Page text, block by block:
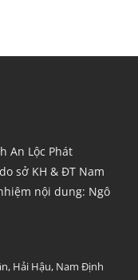
An Lộc Phát
sở KH & ĐT Nam
nội dung: Ngô
Hải Hậu, Nam Định